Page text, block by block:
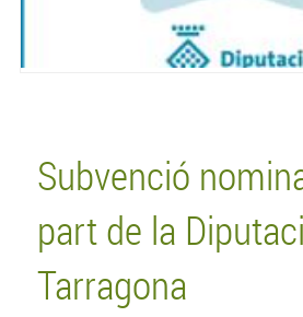
Subvenció
part de la
Tarragona